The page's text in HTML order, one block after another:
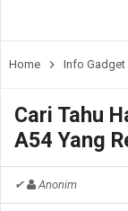
Home Info Gadget
Cari Tahu
A54 Yang
✔ Anonim